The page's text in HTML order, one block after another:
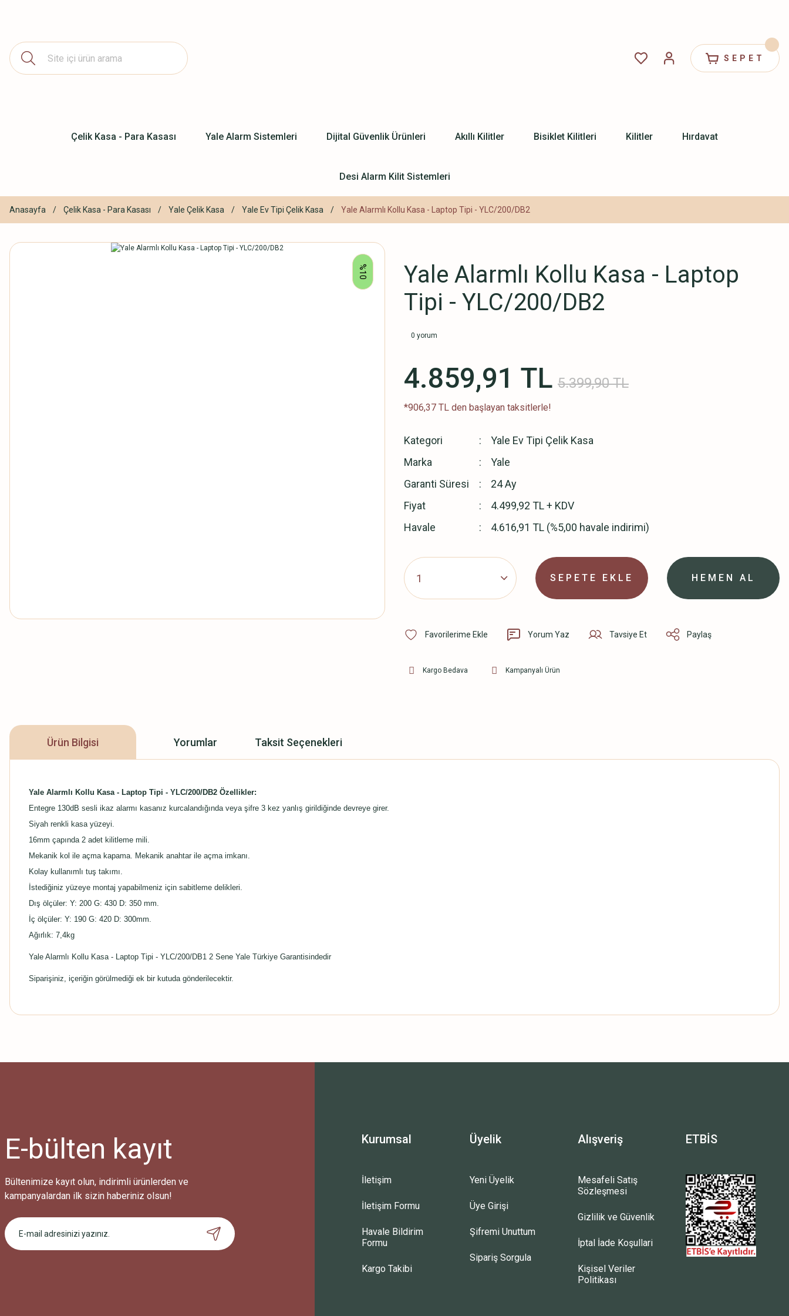
SEPET
Çelik Kasa - Para Kasası Yale Alarm Sistemleri Dijital Güvenlik Ürünleri Akıllı Kilitler Bisiklet Kilitleri Kilitler Hırdavat
Desi Alarm Kilit Sistemleri
Anasayfa Çelik Kasa - Para Kasası Yale Çelik Kasa Yale Ev Tipi Çelik Kasa Yale Alarmlı Kollu Kasa - Laptop Tipi - YLC/200/DB2
%10
Yale Alarmlı Kollu Kasa - Laptop
Tipi - YLC/200/DB2
0 yorum
4.859,91 TL 5.399,90 TL
*906,37 TL den başlayan taksitlerle!
Kategori
Yale Ev Tipi Çelik Kasa
Marka
Yale
Garanti Süresi
24 Ay
Fiyat
4.499,92 TL + KDV
Havale
4.616,91 TL (%5,00 havale indirimi)
SEPETE EKLE HEMEN AL
Yorum Yaz Tavsiye Et Paylaş
Kargo Bedava Kampanyalı Ürün
Ürün Bilgisi Yorumlar Taksit Seçenekleri
Yale Alarmlı Kollu Kasa - Laptop Tipi - YLC/200/DB2 Özellikler:
Entegre 130dB sesli ikaz alarmı kasanız kurcalandığında veya şifre 3 kez yanlış girildiğinde devreye girer.
Siyah renkli kasa yüzeyi.
16mm çapında 2 adet kilitleme mili.
Mekanik kol ile açma kapama. Mekanik anahtar ile açma imkanı.
Kolay kullanımlı tuş takımı.
İstediğiniz yüzeye montaj yapabilmeniz için sabitleme delikleri.
Dış ölçüler: Y: 200 G: 430 D: 350 mm.
İç ölçüler: Y: 190 G: 420 D: 300mm.
Ağırlık: 7,4kg
Yale Alarmlı Kollu Kasa - Laptop Tipi - YLC/200/DB1 2 Sene Yale Türkiye Garantisindedir
Siparişiniz, içeriğin görülmediği ek bir kutuda gönderilecektir.
Bu ürüne ilk yorumu siz yapın!
E-bülten kayıt
Bültenimize kayıt olun, indirimli ürünlerden ve
kampanyalardan ilk sizin haberiniz olsun!
Kurumsal
İletişim
İletişim Formu
Havale Bildirim
Formu
Kargo Takibi
Üyelik
Yeni Üyelik
Üye Girişi
Şifremi Unuttum
Sipariş Sorgula
Alışveriş
Mesafeli Satış
Sözleşmesi
Gizlilik ve Güvenlik
İptal İade Koşullari
Kişisel Veriler
Politikası
ETBİS